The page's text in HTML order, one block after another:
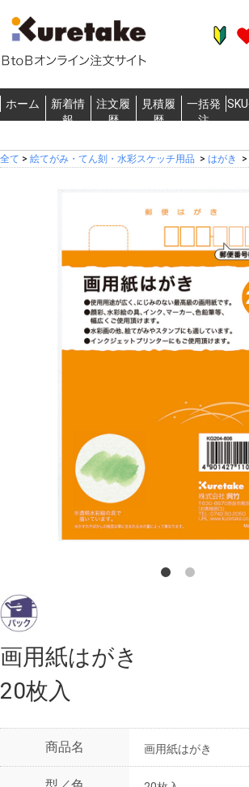
ホーム
新着情
報
注文履
歴
見積履
歴
一括発
注
全て > 絵てがみ・てん刻・水彩スケッチ用品 > はがき >
画用紙はがき
20枚入
商品名 画用紙はがき